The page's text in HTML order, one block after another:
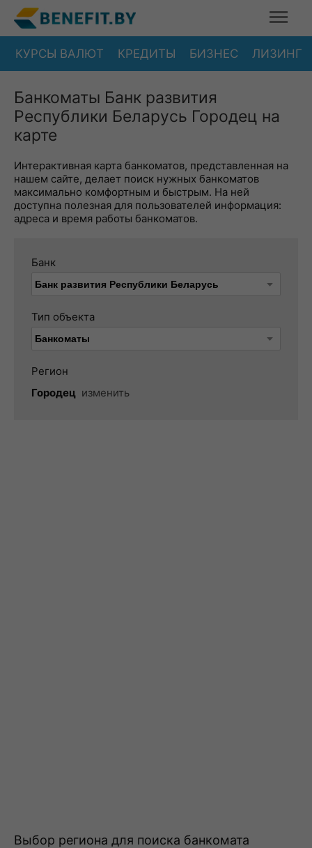
КУРСЫ ВАЛЮТ КРЕДИТЫ БИЗНЕС ЛИЗИНГ
Банкоматы Банк развития
Республики Беларусь Городец на
карте
Интерактивная карта банкоматов, представленная на
нашем сайте, делает поиск нужных банкоматов
максимально комфортным и быстрым. На ней
доступна полезная для пользователей информация:
адреса и время работы банкоматов.
Банк
Тип объекта
Регион
Городец изменить
Выбор региона для поиска банкомата